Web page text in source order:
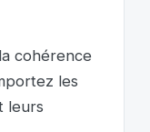
cohérence
les
leurs